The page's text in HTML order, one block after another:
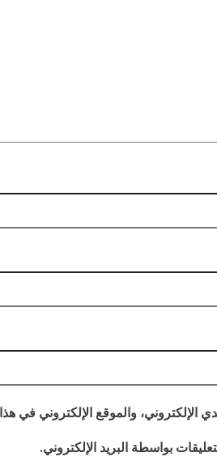
الإلكتروني، والموقع الإلكتروني في
بواسطة البريد الإلكتروني.